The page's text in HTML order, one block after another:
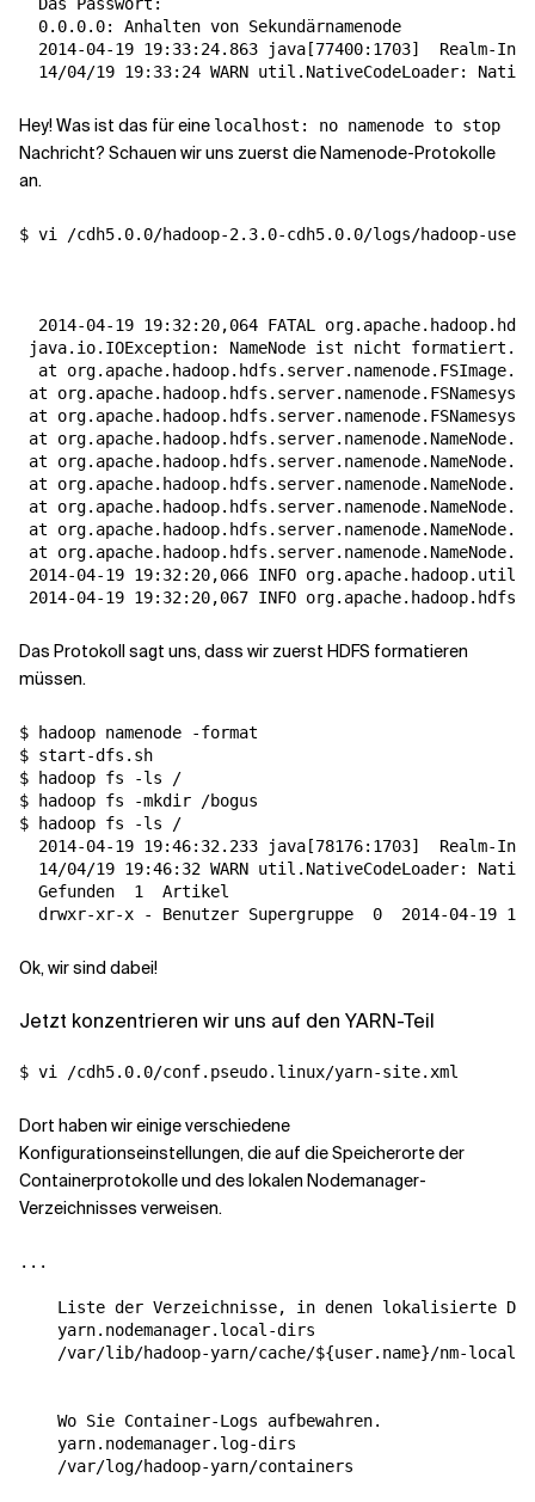
  0.0.0.0: Anhalten von Sekundärnamenode
  2014-04-19 19:33:24.863 java
[77400:1703]
Realm-
14/04/19 19:33:24 WARN util.NativeCodeLoader:
Hey! Was ist das für eine localhost: no namenode to stop
Nachricht? Schauen wir uns zuerst die Namenode-Protokolle
an.
$ vi /cdh5.0.0/hadoop-2.3.0-cdh5.0.0/logs/hadoop-
2014-04-19 19:32:20,064 FATAL
java.io.IOException: NameNode ist nicht formatiert.
at
at
at
at
at
at org.apache.hadoop.hdfs.server.namenode.NameNode.
at org.apache.hadoop.hdfs.server.namenode.NameNode.
at
at
2014-04-19 19:32:20,066 INFO
Das Protokoll sagt uns, dass wir zuerst HDFS formatieren
müssen.
$ hadoop namenode -format
$ start-dfs.sh
$ hadoop fs -ls /
$ hadoop fs -mkdir /bogus
$ hadoop fs -ls /
  2014-04-19 19:46:32.233 java
[78176:1703]
Realm-
14/04/19 19:46:32 WARN util.NativeCodeLoader:
  Gefunden
1
  Artikel
  drwxr-xr-x - Benutzer Supergruppe
0
Ok, wir sind dabei!
Jetzt konzentrieren wir uns auf den YARN-Teil
Dort haben wir einige verschiedene
Konfigurationseinstellungen, die auf die Speicherorte der
Containerprotokolle und des lokalen Nodemanager-
Verzeichnisses verweisen.
Liste der Verzeichnisse, in denen lokalisierte
yarn.nodemanager.local-dirs
/var/lib/hadoop-yarn/cache/${user.name}/nm-local-
Wo Sie Container-Logs aufbewahren.
yarn.nodemanager.log-dirs
/var/log/hadoop-yarn/containers